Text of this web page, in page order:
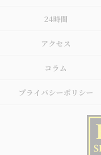
24時間
アクセス
コラム
プライバシーポリシー